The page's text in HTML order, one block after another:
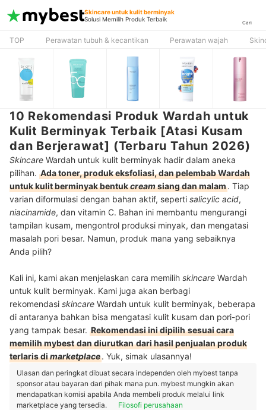
Skincare untuk kulit berminyak
Solusi Memilih Produk Terbaik
Cari
TOP Perawatan tubuh & kecantikan Perawatan wajah
10 Rekomendasi Produk Wardah untuk
Kulit Berminyak Terbaik [Atasi Kusam
dan Berjerawat] (Terbaru Tahun 2026)
Skincare Wardah untuk kulit berminyak hadir dalam aneka
pilihan. Ada toner, produk eksfoliasi, dan pelembab Wardah
untuk kulit berminyak bentukcreamsiang dan malam. Tiap
varian diformulasi dengan bahan aktif, seperti salicylic acid,
niacinamide, dan vitamin C. Bahan ini membantu mengurangi
tampilan kusam, mengontrol produksi minyak, dan mengatasi
masalah pori besar. Namun, produk mana yang sebaiknya
Anda pilih?
Kali ini, kami akan menjelaskan cara memilih skincare Wardah
untuk kulit berminyak. Kami juga akan berbagi
rekomendasi skincare Wardah untuk kulit berminyak, beberapa
di antaranya bahkan bisa mengatasi kulit kusam dan pori-pori
yang tampak besar. Rekomendasi ini dipilih sesuai cara
memilih mybest dan diurutkan dari hasil penjualan produk
terlaris dimarketplace. Yuk, simak ulasannya!
Ulasan dan peringkat dibuat secara independen oleh mybest tanpa
sponsor atau bayaran dari pihak mana pun. mybest mungkin akan
mendapatkan komisi apabila Anda membeli produk melalui link
marketplace yang tersedia.
Filosofi perusahaan